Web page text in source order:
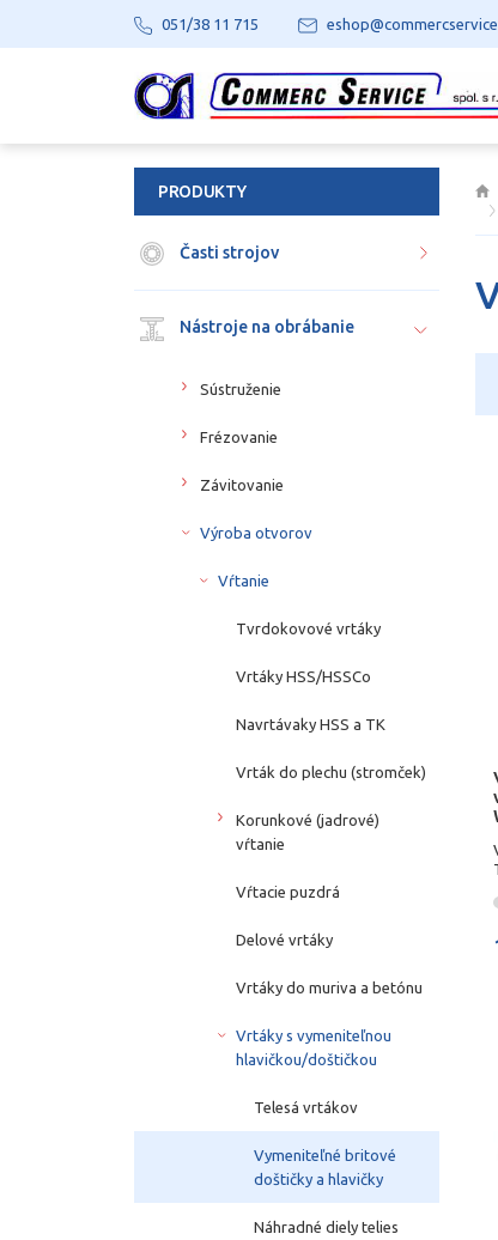
PRODUKTY
Časti strojov
Nástroje na obrábanie
Sústruženie
Frézovanie
Závitovanie
Výroba otvorov
Vŕtanie
Tvrdokovové vrtáky
Vrtáky HSS/HSSCo
Navrtávaky HSS a TK
Vrták do plechu (stromček)
Korunkové (jadrové)
vŕtanie
Vŕtacie puzdrá
Delové vrtáky
Vrtáky do muriva a betónu
Vrtáky s vymeniteľnou
hlavičkou/doštičkou
Telesá vrtákov
Vymeniteľné britové
doštičky a hlavičky
Náhradné diely telies
051/38 11 715